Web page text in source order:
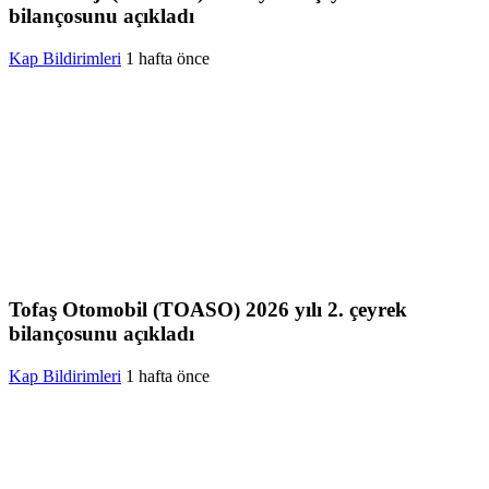
bilançosunu açıkladı
Kap Bildirimleri 1 hafta önce
Tofaş Otomobil (TOASO) 2026 yılı 2. çeyrek
bilançosunu açıkladı
Kap Bildirimleri 1 hafta önce